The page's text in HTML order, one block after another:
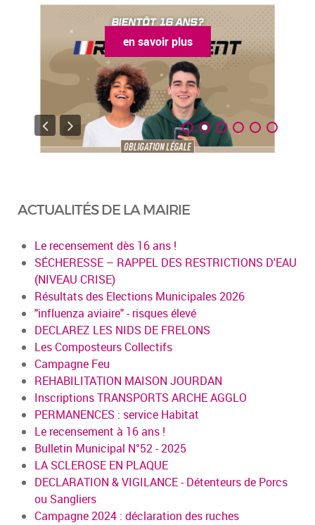
en savoir plus
ACTUALITÉS DE LA MAIRIE
Le recensement dès 16 ans !
SÉCHERESSE – RAPPEL DES RESTRICTIONS D'EAU
(NIVEAU CRISE)
Résultats des Elections Municipales 2026
"influenza aviaire" - risques élevé
DECLAREZ LES NIDS DE FRELONS
Les Composteurs Collectifs
Campagne Feu
REHABILITATION MAISON JOURDAN
Inscriptions TRANSPORTS ARCHE AGGLO
PERMANENCES : service Habitat
Le recensement à 16 ans !
Bulletin Municipal N°52 - 2025
LA SCLEROSE EN PLAQUE
DECLARATION & VIGILANCE - Détenteurs de Porcs
ou Sangliers
Campagne 2024 : déclaration des ruches